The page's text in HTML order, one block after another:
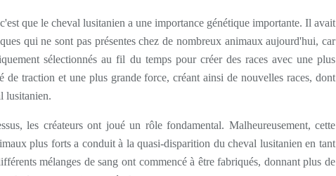
que le cheval lusitanien a une importance génétique importante. Il avait
qui ne sont pas présentes chez de nombreux animaux aujourd'hui, car
sélectionnés au fil du temps pour créer des races avec une plus
de traction et une plus grande force, créant ainsi de nouvelles races, dont
lusitanien.
les créateurs ont joué un rôle fondamental. Malheureusement, cette
plus forts a conduit à la quasi-disparition du cheval lusitanien en tant
mélanges de sang ont commencé à être fabriqués, donnant plus de